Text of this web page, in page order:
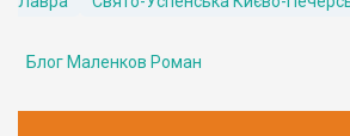
Блог Маленков Роман